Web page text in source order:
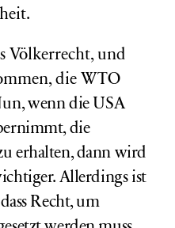
Völkerrecht, und
die WTO
, wenn die USA
die
erhalten, dann wird
Allerdings ist
Recht, um